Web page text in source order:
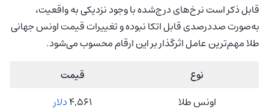
قابل ذکر است نرخ‌های درج‌شده با وجود نزدیکی به واقعیت،
به‌صورت صددرصدی قابل اتکا نبوده و تغییرات قیمت اونس جهانی
طلا مهم‌ترین عامل اثرگذار بر این ارقام محسوب می‌شود.
نوع
قیمت
اونس طلا
4,561دلار